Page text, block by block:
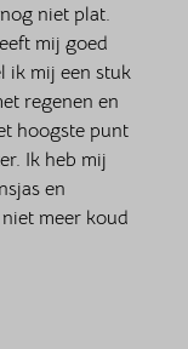
niet plat.
mij goed
ik mij een stuk
regenen en
hoogste punt
Ik heb mij
en
meer koud